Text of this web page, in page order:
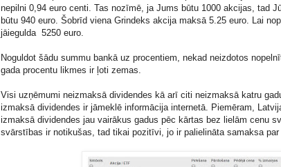
nepilni 0,94 euro centi. Tas nozīmē, ja Jums būtu 1000 akcijas, tad
būtu 940 euro. Šobrīd viena Grindeks akcija maksā 5.25 euro. Lai
jāiegulda 5250 euro.
Noguldot šādu summu bankā uz procentiem, nekad neizdotos
gada procentu likmes ir ļoti zemas.
Visi uzņēmumi neizmaksā dividendes kā arī citi neizmaksā katru
izmaksā dividendes ir jāmeklē informācija internetā. Piemēram,
izmaksā dividendes jau vairākus gadus pēc kārtas bez lielām cenu
svārstības ir notikušas, tad tikai pozitīvi, jo ir palielināta samaksa par